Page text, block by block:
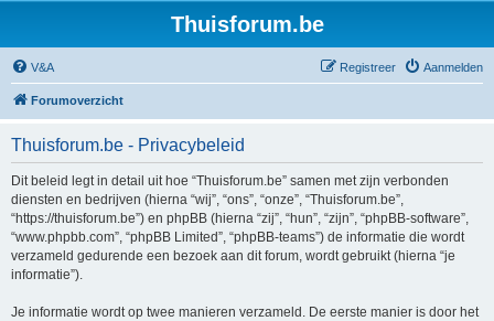
Thuisforum.be
V&A Aanmelden
Registreer
Forumoverzicht
Thuisforum.be - Privacybeleid
Dit beleid legt in detail uit hoe “Thuisforum.be” samen met zijn verbonden
diensten en bedrijven (hierna “wij”, “ons”, “onze”, “Thuisforum.be”,
“https://thuisforum.be”) en phpBB (hierna “zij”, “hun”, “zijn”, “phpBB-software”,
“www.phpbb.com”, “phpBB Limited”, “phpBB-teams”) de informatie die wordt
verzameld gedurende een bezoek aan dit forum, wordt gebruikt (hierna “je
informatie”).
Je informatie wordt op twee manieren verzameld. De eerste manier is door het